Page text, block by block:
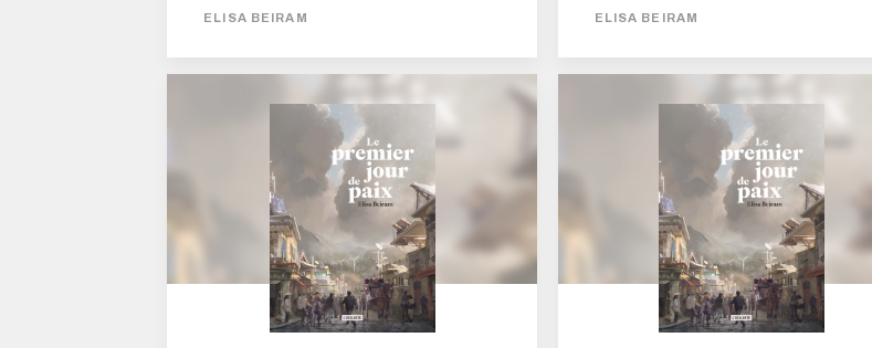
conséquences mortifères. En guise
d'ouverture, nous découvrons Aureliano,
ancien des FARC, un des derniers habitants
d'un village colombien, qui ne trouvent rien
de mieux que de s'entretuer. Pour trouver
une solution, il lance avec ce qui reste de
matériel...
ELISA BEIRAM
des bouleversements climatiques et de la
rareté de l'eau, certains sont partis
cherchant ailleurs une meilleure vie. On
assiste alors à un mélange des cultures.
D'autres ont choisi de rester mais est-ce une
bonne décision ? Faut-il rester pour
conserver des conditions loin...
ELISA BEIRAM